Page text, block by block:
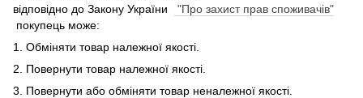
відповідно до Закону України
"Про захист прав споживачів"
покупець може:
1. Обміняти товар належної якості.
2. Повернути товар належної якості.
3. Повернути або обміняти товар неналежної якості.